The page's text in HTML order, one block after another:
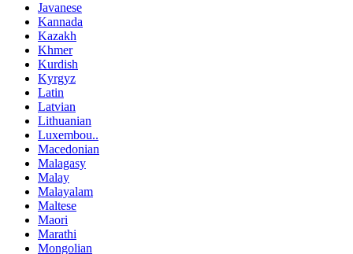
Javanese
Kannada
Kazakh
Khmer
Kurdish
Kyrgyz
Latin
Latvian
Lithuanian
Luxembou..
Macedonian
Malagasy
Malay
Malayalam
Maltese
Maori
Marathi
Mongolian